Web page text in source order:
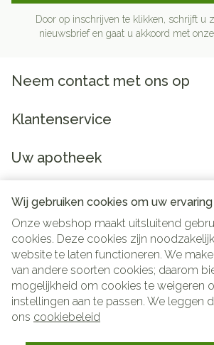
Wij gebruiken cookies om uw
Onze webshop maakt uitsluitend
cookies. Deze cookies zijn
website te laten functioneren. We
van andere soorten cookies; daarom
mogelijkheid om cookies te weigeren
instellingen aan te passen. We leggen
ons cookiebeleid
Door op inschrijven te klikken, schrijft u
nieuwsbrief en gaat u akkoord met onze
Neem contact met ons op
Klantenservice
Uw apotheek
Juridische links